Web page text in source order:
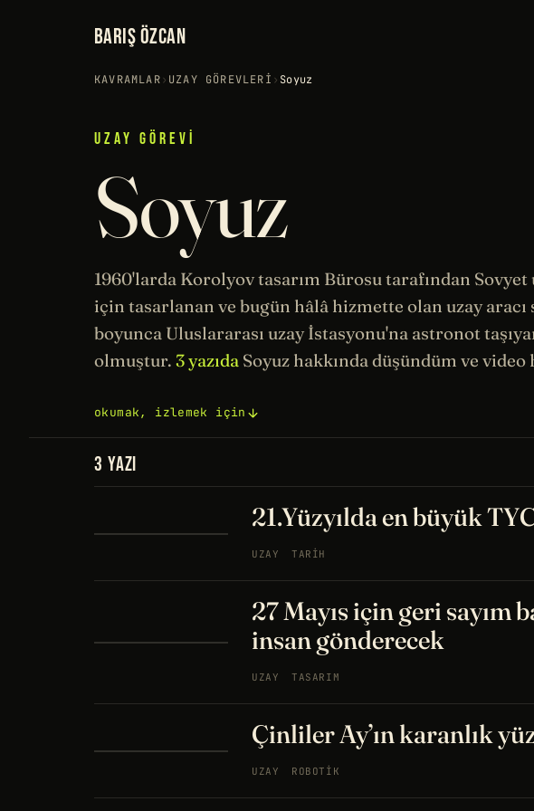
BARIŞ ÖZCAN
KAVRAMLAR› UZAY GÖREVLERI › Soyuz
UZAY GÖREVI
Soyuz
1960'larda Korolyovtasarım Bürosu tarafından Sovyet
için tasarlanan ve bugün hâlâ hizmette olan uzay aracı
boyunca Uluslararası uzay İstasyonu'na astronot
olmuştur. 3 yazıda Soyuz hakkında düşündüm ve video
okumak, izlemek için
3 YAZI
21.Yüzyılda en büyük
UZAY TARIH
27 Mayıs için geri sayım
insan gönderecek
UZAY TASARIM
Çinliler Ay’ın karanlık
UZAY ROBOTIK